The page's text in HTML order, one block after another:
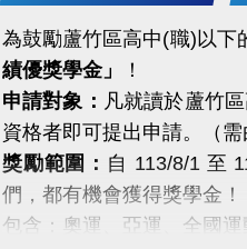
APP報名享95折優惠
10/31 前 本期臨櫃報名
．◆* 有 加碼優惠 喔 ◆*．
同一人報名三門以上 → 88
同一人報名兩門以上 → 9折
跟著蘆寶與薇薇，暖暖過冬
為鼓勵蘆竹區高中(職)以下
績優獎學金」
！
申請對象： 凡就讀於蘆竹
資格者即可提出申請。（
獎勵範圍： 自 113/8/1 至
們，都有機會獲得獎學金！
包含：奧運、亞運、全國